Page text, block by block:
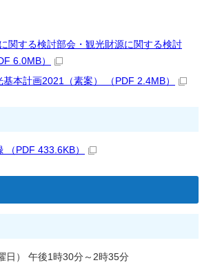
関する検討部会・観光財源に関する検討
6.0MB）
本計画2021（素案） （PDF 2.4MB）
（PDF 433.6KB）
日） 午後1時30分～2時35分